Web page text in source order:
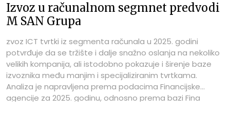
Izvoz u računalnom segmnet predvodi
M SAN Grupa
zvoz ICT tvrtki iz segmenta računala u 2025. godini
potvrđuje da se tržište i dalje snažno oslanja na nekoliko
velikih kompanija, ali istodobno pokazuje i širenje baze
izvoznika među manjim i specijaliziranim tvrtkama.
Analiza je napravljena prema podacima Financijske
agencije za 2025. godinu, odnosno prema bazi Fina